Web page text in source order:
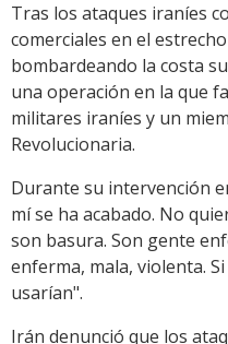
Tras los ataques iraníes
comerciales en el
bombardeando la costa
una operación en la que
militares iraníes y un
Revolucionaria.
Durante su intervención
mí se ha acabado. No
son basura. Son gente
enferma, mala, violenta.
usarían".
Irán denunció que los